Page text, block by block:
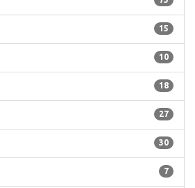
15
10
18
27
30
7